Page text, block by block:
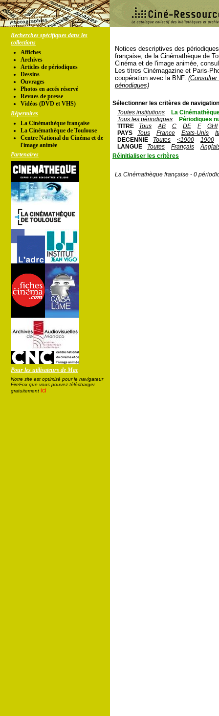
Recherches spécifiques dans les
collections
Affiches
Archives
Articles de périodiques
Dessins
Ouvrages
Photos en accés réservé
Revues de presse
Vidéos (DVD et VHS)
Répertoires
La Cinémathèque française
La Cinémathèque de Toulouse
Centre National du Cinéma et de
l'image animée
Partenaires
Pour les utilisateurs de Mac
Notre site est optimisé pour le navigateur
FireFox que vous pouvez télécharger
gratuitement ici
Notices descriptives des
française, de la Cinémathèque de
Cinéma et de l'image animée,
Les titres Cinémagazine et Paris-
coopération avec la BNF.
périodiques)
Sélectionner les critères de
Toutes institutions
La
Tous les périodiques
Périodiques
TITRE
Tous AB C DE F
GHI
PAYS
Tous France Etats-Unis
DECENNIE
Toutes <1900
1900
LANGUE
Toutes Français
Réinitialiser les critères
La Cinémathèque française - 0